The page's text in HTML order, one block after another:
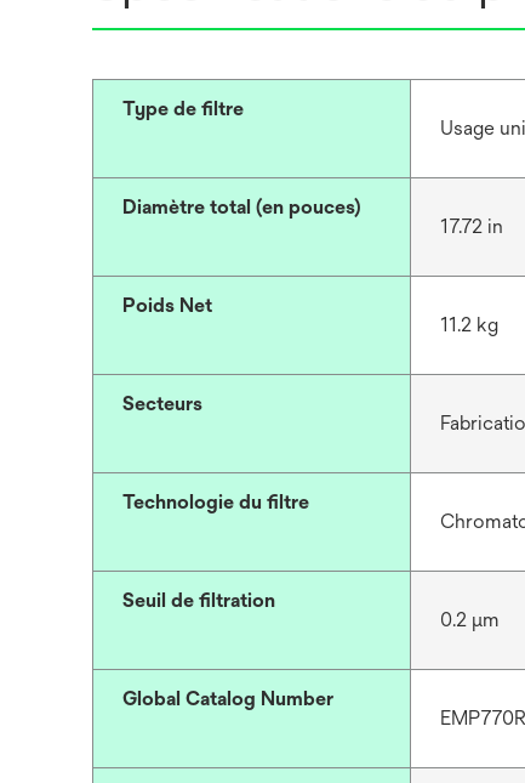
Type de filtre
Usage
Diamètre total (en pouces)
17.72 in
Poids Net
11.2 kg
Secteurs
Technologie du filtre
Seuil de filtration
0.2 μm
Global Catalog Number